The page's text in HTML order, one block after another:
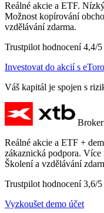
Reálné akcie a ETF.
Možnost kopírování
vzdělávání zdarma.
Trustpilot hodnocení 4,4/
Investovat do akcií s eToro
Váš kapitál je spojen s
Reálné akcie a ETF +
zákaznická podpora.
Školení a vzdělávání
Trustpilot hodnocení 3,6/
Vyzkoušet demo účet